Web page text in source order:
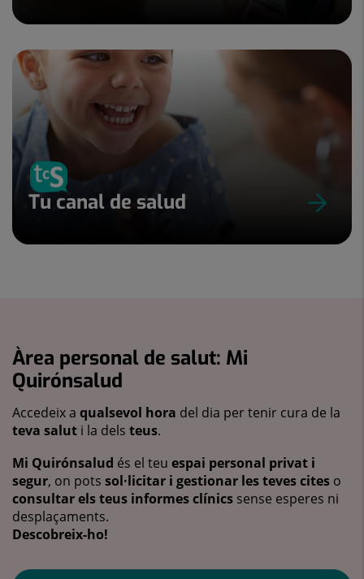
Tu canal de salud
Àrea personal de salut: Mi
Quirónsalud
Accedeix a qualsevol hora del dia per tenir cura de la
teva salut i la dels teus.
Mi Quirónsalud és el teu espai personal privat i
segur, on pots sol·licitar i gestionar les teves cites o
consultar els teus informes clínics sense esperes ni
desplaçaments.
Descobreix-ho!